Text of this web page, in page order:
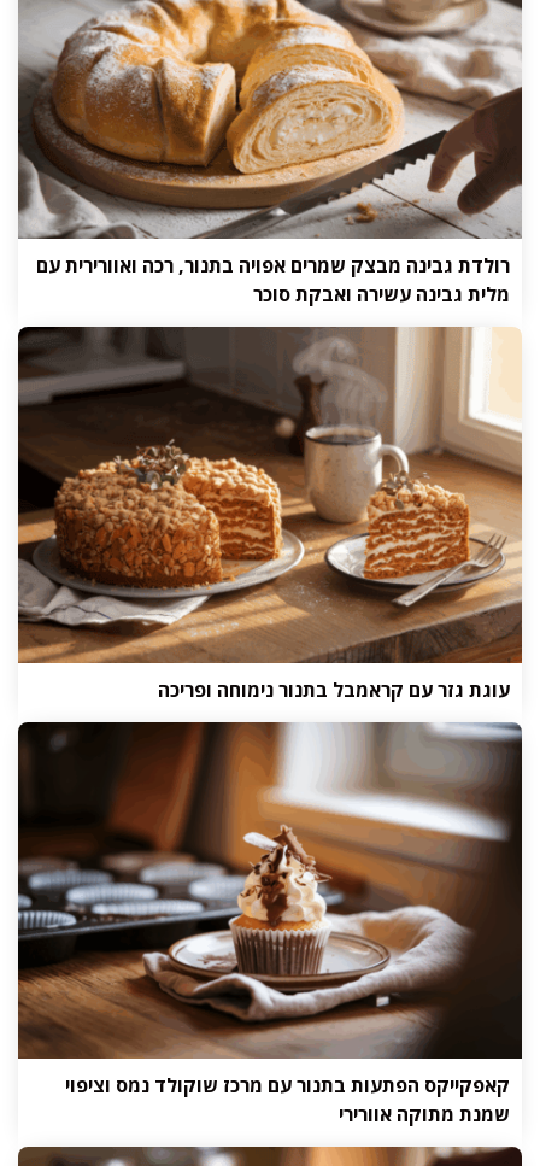
רולדת גבינה מבצק שמרים אפויה בתנור, רכה ואוורירית עם
מלית גבינה עשירה ואבקת סוכר
עוגת גזר עם קראמבל בתנור נימוחה ופריכה
קאפקייקס הפתעות בתנור עם מרכז שוקולד נמס וציפוי
שמנת מתוקה אוורירי